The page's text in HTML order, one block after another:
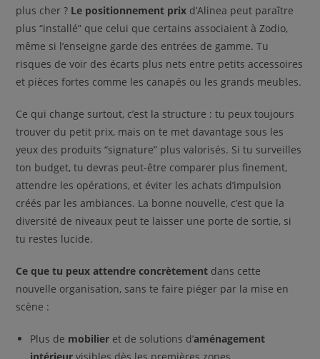
plus cher ? Le positionnement prix d’Alinea peut paraître
plus “installé” que celui que certains associaient à Zodio,
même si l’enseigne garde des entrées de gamme. Tu
risques de voir des écarts plus nets entre petits accessoires
et pièces fortes comme les canapés ou les grands meubles.
Ce qui change surtout, c’est la structure : tu peux toujours
trouver du petit prix, mais on te met davantage sous les
yeux des produits “signature” plus valorisés. Si tu surveilles
ton budget, tu devras peut-être comparer plus finement,
attendre les opérations, et éviter les achats d’impulsion
créés par les ambiances. La bonne nouvelle, c’est que la
diversité de niveaux peut te laisser une porte de sortie, si
tu restes lucide.
Ce que tu peux attendre concrètement dans cette
nouvelle organisation, sans te faire piéger par la mise en
scène :
Plus de mobilier et de solutions d’aménagement